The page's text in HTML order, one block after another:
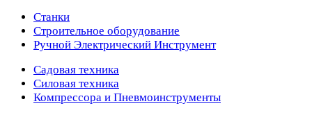
Станки
Строительное оборудование
Ручной Электрический Инструмент
Садовая техника
Силовая техника
Компрессора и Пневмоинструменты